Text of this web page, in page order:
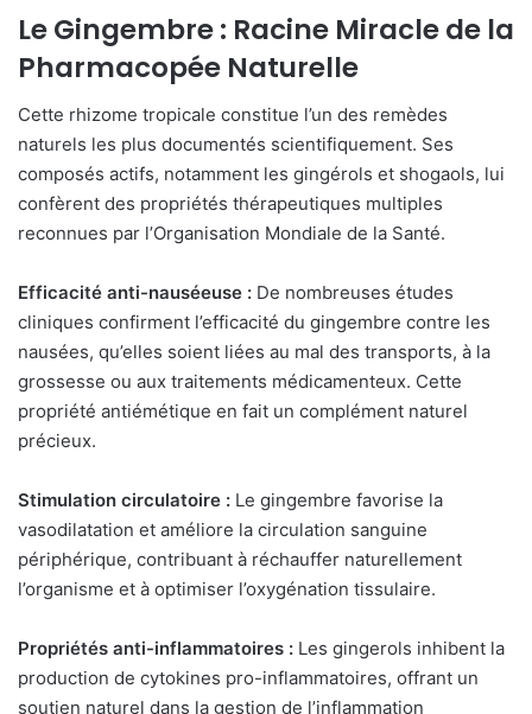
Le Gingembre : Racine Miracle de la
Pharmacopée Naturelle
Cette rhizome tropicale constitue l’un des remèdes
naturels les plus documentés scientifiquement. Ses
composés actifs, notamment les gingérols et shogaols, lui
confèrent des propriétés thérapeutiques multiples
reconnues par l’Organisation Mondiale de la Santé.
Efficacité anti-nauséeuse : De nombreuses études
cliniques confirment l’efficacité du gingembre contre les
nausées, qu’elles soient liées au mal des transports, à la
grossesse ou aux traitements médicamenteux. Cette
propriété antiémétique en fait un complément naturel
précieux.
Stimulation circulatoire : Le gingembre favorise la
vasodilatation et améliore la circulation sanguine
périphérique, contribuant à réchauffer naturellement
l’organisme et à optimiser l’oxygénation tissulaire.
Propriétés anti-inflammatoires : Les gingerols inhibent la
production de cytokines pro-inflammatoires, offrant un
soutien naturel dans la gestion de l’inflammation